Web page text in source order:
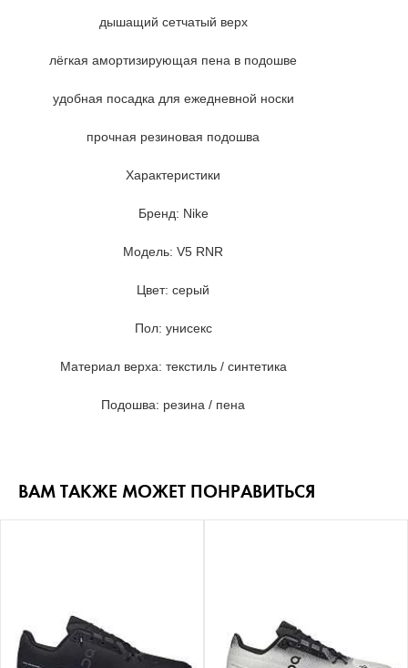
дышащий сетчатый верх
лёгкая амортизирующая пена в подошве
удобная посадка для ежедневной носки
прочная резиновая подошва
Характеристики
Бренд: Nike
Модель: V5 RNR
Цвет: серый
Пол: унисекс
Материал верха: текстиль / синтетика
Подошва: резина / пена
ВАМ ТАКЖЕ МОЖЕТ ПОНРАВИТЬСЯ